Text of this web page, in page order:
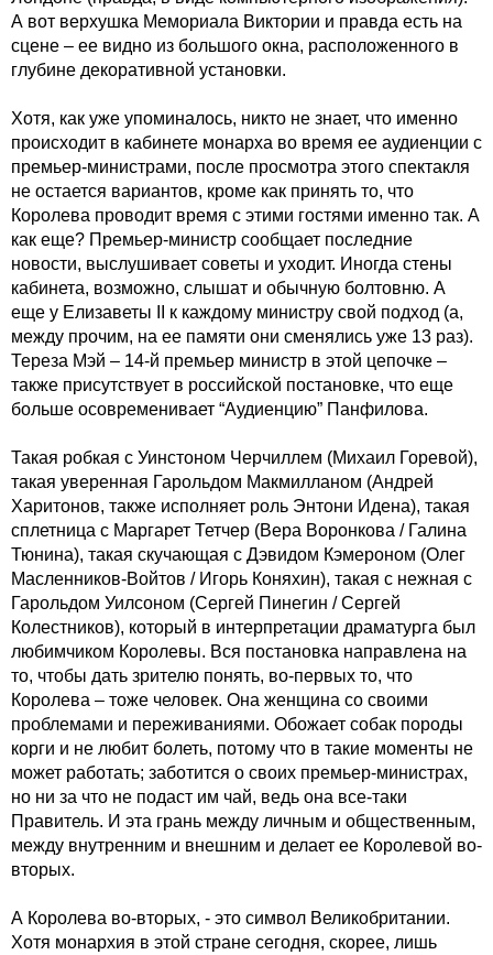
А вот верхушка Мемориала Виктории и правда есть на
сцене – ее видно из большого окна, расположенного в
глубине декоративной установки.
Хотя, как уже упоминалось, никто не знает, что именно
происходит в кабинете монарха во время ее аудиенции с
премьер-министрами, после просмотра этого спектакля
не остается вариантов, кроме как принять то, что
Королева проводит время с этими гостями именно так. А
как еще? Премьер-министр сообщает последние
новости, выслушивает советы и уходит. Иногда стены
кабинета, возможно, слышат и обычную болтовню. А
еще у Елизаветы II к каждому министру свой подход (а,
между прочим, на ее памяти они сменялись уже 13 раз).
Тереза Мэй – 14-й премьер министр в этой цепочке –
также присутствует в российской постановке, что еще
больше осовременивает “Аудиенцию” Панфилова.
Такая робкая с Уинстоном Черчиллем (Михаил Горевой),
такая уверенная Гарольдом Макмилланом (Андрей
Харитонов, также исполняет роль Энтони Идена), такая
сплетница с Маргарет Тетчер (Вера Воронкова / Галина
Тюнина), такая скучающая с Дэвидом Кэмероном (Олег
Масленников-Войтов / Игорь Коняхин), такая с нежная с
Гарольдом Уилсоном (Сергей Пинегин / Сергей
Колестников), который в интерпретации драматурга был
любимчиком Королевы. Вся постановка направлена на
то, чтобы дать зрителю понять, во-первых то, что
Королева – тоже человек. Она женщина со своими
проблемами и переживаниями. Обожает собак породы
корги и не любит болеть, потому что в такие моменты не
может работать; заботится о своих премьер-министрах,
но ни за что не подаст им чай, ведь она все-таки
Правитель. И эта грань между личным и общественным,
между внутренним и внешним и делает ее Королевой во-
вторых.
А Королева во-вторых, - это символ Великобритании.
Хотя монархия в этой стране сегодня, скорее, лишь